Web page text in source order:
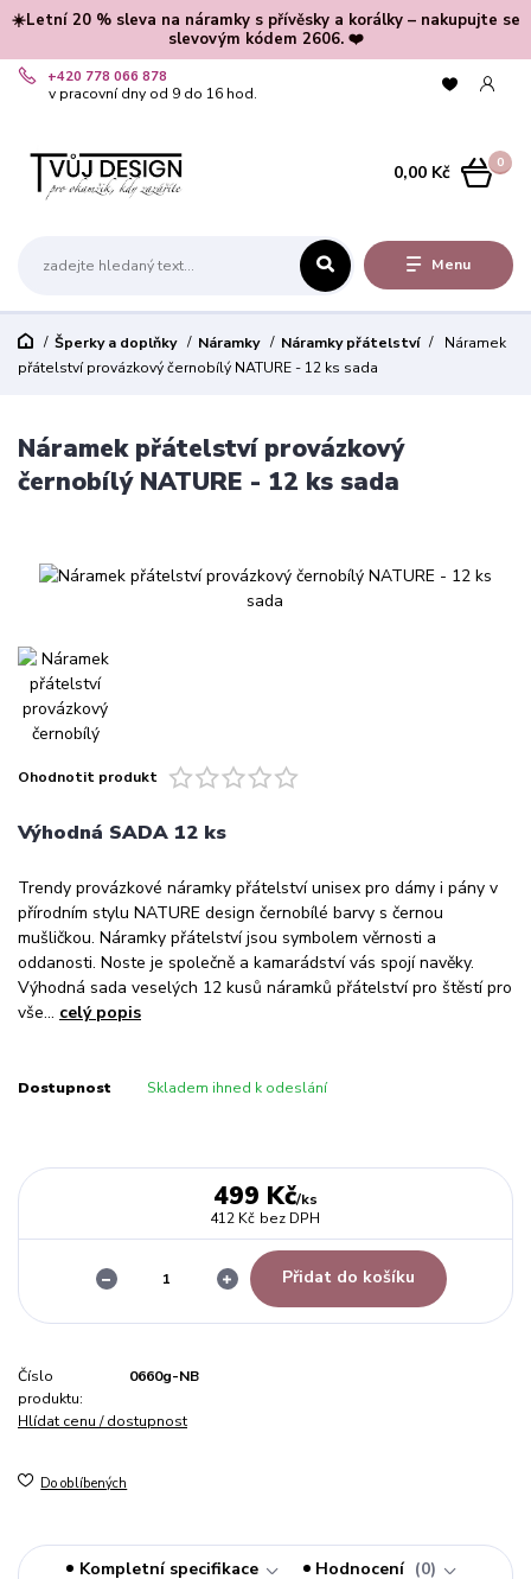
☀️Letní 20 % sleva na náramky s přívěsky a korálky – nakupujte se
slevovým kódem 2606. ❤️
Menu
+420 778 066 878
v pracovní dny od 9 do 16 hod.
0
0,00 Kč
Šperky a doplňky Náramky Náramky přátelství
Náramek
přátelství provázkový černobílý NATURE - 12 ks sada
Náramek přátelství provázkový
černobílý NATURE - 12 ks sada
Ohodnotit produkt
Výhodná SADA 12 ks
Trendy provázkové náramky přátelství unisex pro dámy i pány v
přírodním stylu NATURE design černobílé barvy s černou
mušličkou. Náramky přátelství jsou symbolem věrnosti a
oddanosti. Noste je společně a kamarádství vás spojí navěky.
Výhodná sada veselých 12 kusů náramků přátelství pro štěstí pro
vše... celý popis
Dostupnost Skladem ihned k odeslání
499 Kč/ks
412 Kč bez DPH
Přidat do košíku
Číslo
produktu:
0660g-NB
Hlídat cenu / dostupnost
Do oblíbených
Kompletní specifikace Hodnocení
0